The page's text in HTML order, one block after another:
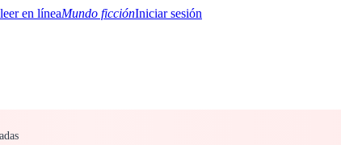
Mundo ficciónIniciar sesión